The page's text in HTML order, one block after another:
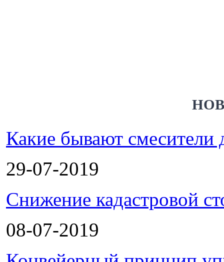
Какие бывают смесители
29-07-2019
Снижение кадастровой
08-07-2019